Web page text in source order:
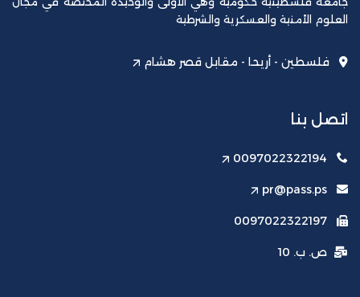
العلوم الأمنية والعسكرية والشرطية
فلسطين - أريحا - مقابل قصر هشام
اتصل بنا
0097022322194
pr@pass.ps
0097022322197
ص. ب. 10